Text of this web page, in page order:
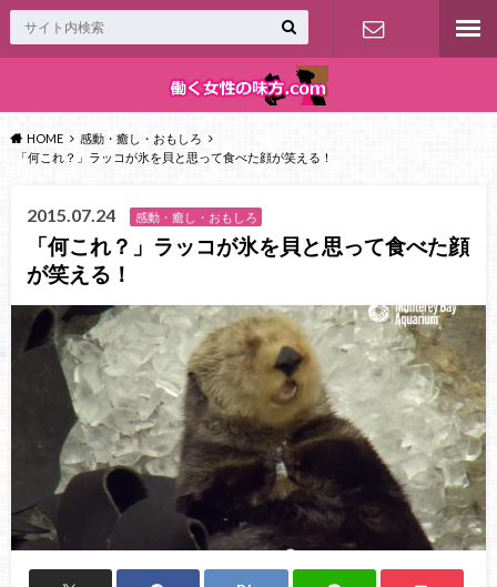
HOME
感動・癒し・おもしろ
「何これ？」ラッコが氷を貝と思って食べた顔が笑える！
2015.07.24 感動・癒し・おもしろ
「何これ？」ラッコが氷を貝と思って食べた顔
が笑える！